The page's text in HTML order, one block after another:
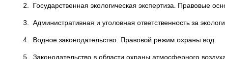
2. Государственная экологическая экспертиза. Правовые
3. Административная и уголовная ответственность за
4. Водное законодательство. Правовой режим охраны вод.
5. Законодательство в области охраны атмосферного